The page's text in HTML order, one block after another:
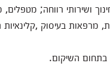
ושירותי רווחה; מטפלים,
מרפאות בעיסוק
בתחום השיקום.